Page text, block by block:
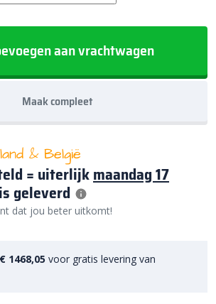
aan vrachtwagen
Maak compleet
& België
= uiterlijkmaandag 17
geleverd
dat jou beter uitkomt!
€ 1468,05 voor gratis levering van